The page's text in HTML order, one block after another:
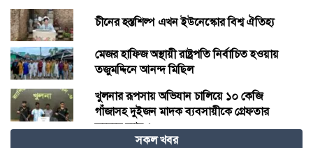
চীনের হস্তশিল্প এখন ইউনেস্কোর বিশ্ব ঐতিহ্য
মেজর হাফিজ অস্থায়ী রাষ্ট্রপতি নির্বাচিত হওয়ায়
তজুমদ্দিনে আনন্দ মিছিল
খুলনার রূপসায় অভিযান চালিয়ে ১০ কেজি
গাঁজাসহ দুইজন মাদক ব্যবসায়ীকে গ্রেফতার
করেছে র‍্যাব-৬
সকল খবর